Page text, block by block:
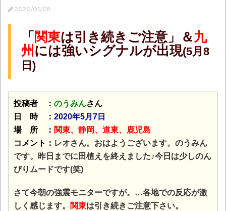
2020/05/08
「 関東は引き続きご注意」＆九
州 には強いシグナルが出現(5月8
日)
投稿者 ： のうみんさん
日 時 ： 2020年5月7日
場 所 ： 関東、 静岡、 道東、鹿児島
コメント： レオさん。おはようございます。のうみん
です。昨日までに田植えを終えました♪今日は少しのん
びりムードです(笑)
さて今朝の強震モニターですが。…各地での反応が激
しく感じます。
関東は引き続きご注意下さい。